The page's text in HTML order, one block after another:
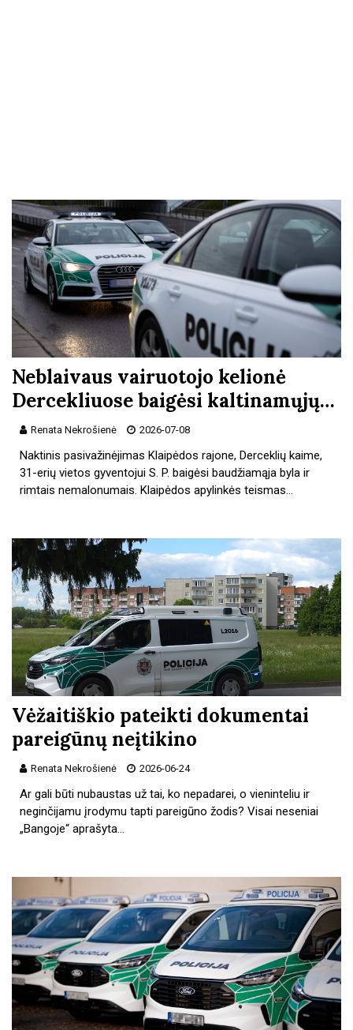
Neblaivaus vairuotojo kelionė
Dercekliuose baigėsi kaltinamųjų…
Renata Nekrošienė 2026-07-08
Naktinis pasivažinėjimas Klaipėdos rajone, Derceklių kaime,
31-erių vietos gyventojui S. P. baigėsi baudžiamąja byla ir
rimtais nemalonumais. Klaipėdos apylinkės teismas…
Vėžaitiškio pateikti dokumentai
pareigūnų neįtikino
Renata Nekrošienė 2026-06-24
Ar gali būti nubaustas už tai, ko nepadarei, o vieninteliu ir
neginčijamu įrodymu tapti pareigūno žodis? Visai neseniai
„Bangoje“ aprašyta…